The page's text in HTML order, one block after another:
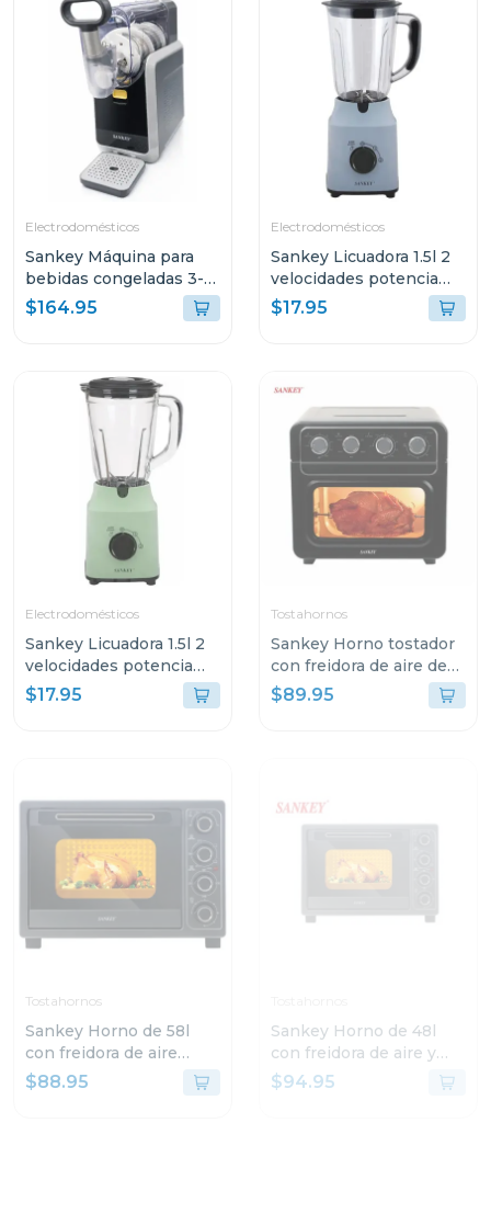
Electrodomésticos
Sankey Máquina para
bebidas congeladas 3-
en-1 con pantalla tactil
sl2001
$164.95
Electrodomésticos
Sankey Licuadora 1.5l 2
velocidades potencia
500w
$17.95
Electrodomésticos
Sankey Licuadora 1.5l 2
velocidades potencia
500w
$17.95
Tostahornos
Sankey Horno tostador
con freidora de aire de
28l fro3088
$89.95
Tostahornos
Sankey Horno de 58l
con freidora de aire
color negro fro58011
$88.95
Sankey Horno de 48l
con freidora de aire y
conveccion fro48011
$94.95